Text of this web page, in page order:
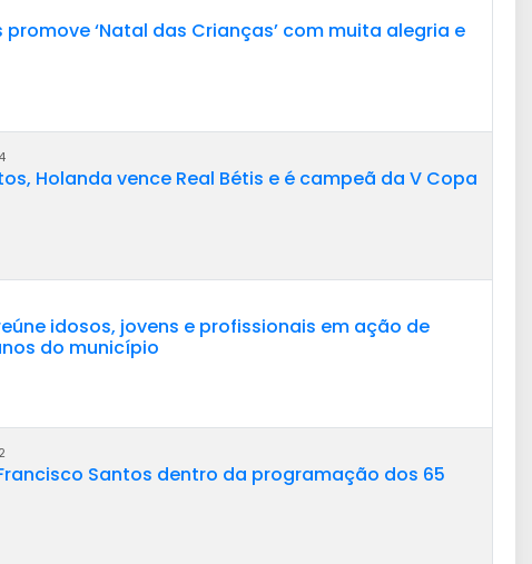
‘Natal das Crianças’ com muita alegria e
Holanda vence Real Bétis e é campeã da V Copa
idosos, jovens e profissionais em ação de
do município
Santos dentro da programação dos 65